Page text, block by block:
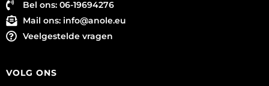
Bel ons: 06-19694276
Mail ons: info@anole.eu
Veelgestelde vragen
VOLG ONS